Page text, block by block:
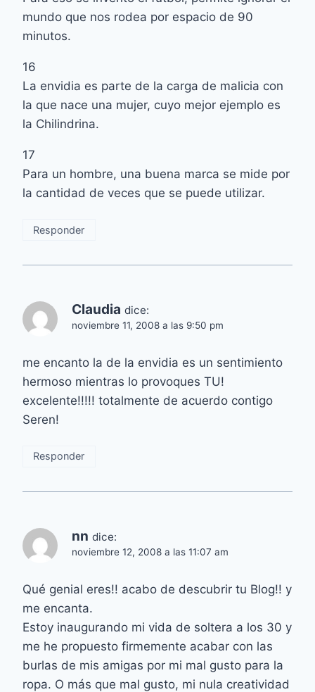
mundo que nos rodea por espacio de 90
minutos.
16
La envidia es parte de la carga de malicia con
la que nace una mujer, cuyo mejor ejemplo es
la Chilindrina.
17
Para un hombre, una buena marca se mide por
la cantidad de veces que se puede utilizar.
Responder
Claudia dice:
noviembre 11, 2008 a las 9:50 pm
me encanto la de la envidia es un sentimiento
hermoso mientras lo provoques TU!
excelente!!!!! totalmente de acuerdo contigo
Seren!
Responder
nn dice:
noviembre 12, 2008 a las 11:07 am
Qué genial eres!! acabo de descubrir tu Blog!! y
me encanta.
Estoy inaugurando mi vida de soltera a los 30 y
me he propuesto firmemente acabar con las
burlas de mis amigas por mi mal gusto para la
ropa. O más que mal gusto, mi nula creatividad